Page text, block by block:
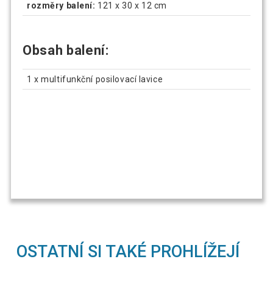
rozměry balení: 121 x 30 x 12 cm
Obsah balení:
1 x multifunkční posilovací lavice
OSTATNÍ SI TAKÉ PROHLÍŽEJÍ